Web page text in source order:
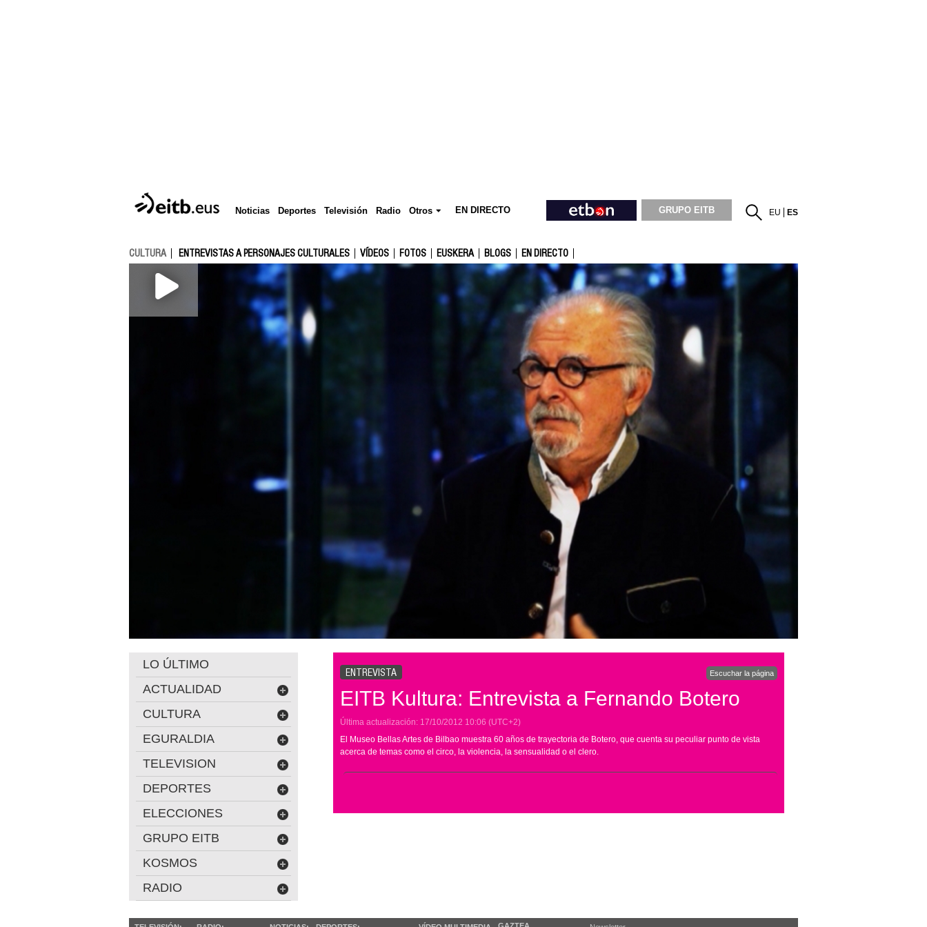
Noticias Deportes Televisión Radio Otros EN DIRECTO GRUPO EITB EU ES
CULTURA ENTREVISTAS A PERSONAJES CULTURALES VÍDEOS FOTOS EUSKERA BLOGS EN DIRECTO
ENTREVISTA Escuchar la página
EITB Kultura: Entrevista a Fernando Botero
Última actualización: 17/10/2012 10:06 (UTC+2)
El Museo Bellas Artes de Bilbao muestra 60 años de trayectoria de Botero, que cuenta su peculiar punto de vista
acerca de temas como el circo, la violencia, la sensualidad o el clero.
LO ÚLTIMO
ACTUALIDAD
CULTURA
EGURALDIA
TELEVISION
DEPORTES
ELECCIONES
GRUPO EITB
KOSMOS
RADIO